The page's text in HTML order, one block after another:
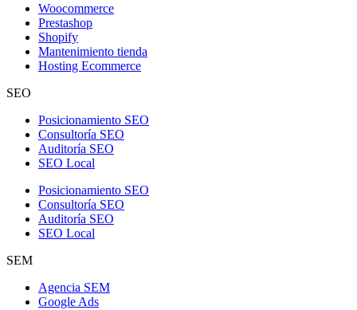
Woocommerce
Prestashop
Shopify
Mantenimiento tienda
Hosting Ecommerce
SEO
Posicionamiento SEO
Consultoría SEO
Auditoría SEO
SEO Local
Posicionamiento SEO
Consultoría SEO
Auditoría SEO
SEO Local
SEM
Agencia SEM
Google Ads